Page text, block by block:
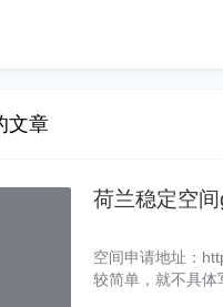
文章
荷兰稳定空
空间申请地址：
较简单，就不具